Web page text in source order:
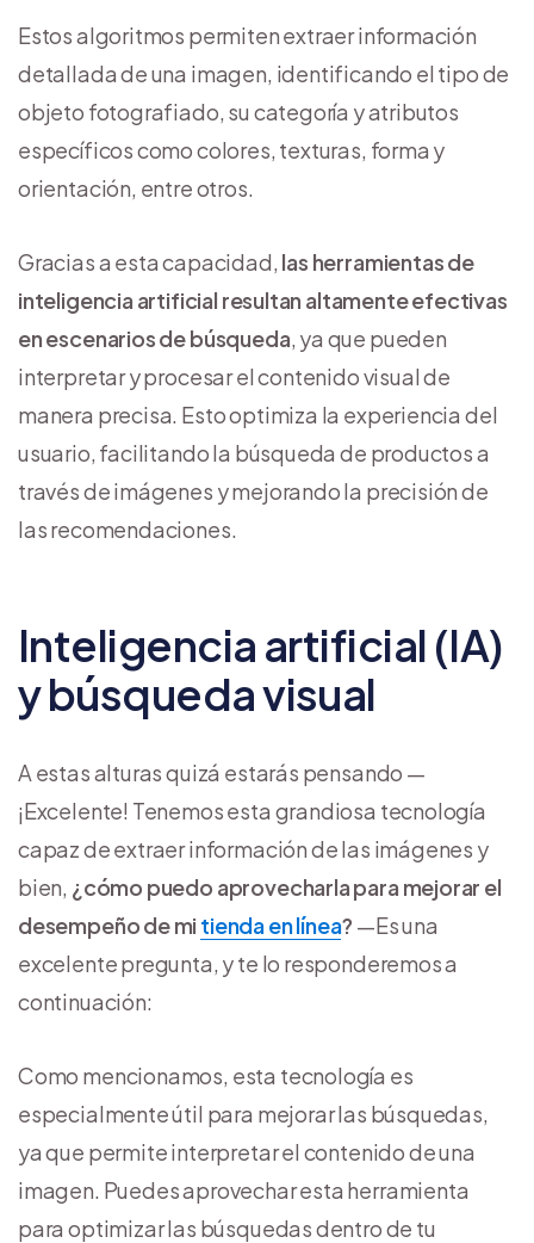
Estos algoritmos permiten extraer información
detallada de una imagen, identificando el tipo de
objeto fotografiado, su categoría y atributos
específicos como colores, texturas, forma y
orientación, entre otros.
Gracias a esta capacidad, las herramientas de
inteligencia artificial resultan altamente efectivas
en escenarios de búsqueda, ya que pueden
interpretar y procesar el contenido visual de
manera precisa. Esto optimiza la experiencia del
usuario, facilitando la búsqueda de productos a
través de imágenes y mejorando la precisión de
las recomendaciones.
Inteligencia artificial (IA)
y búsqueda visual
A estas alturas quizá estarás pensando —
¡Excelente! Tenemos esta grandiosa tecnología
capaz de extraer información de las imágenes y
bien, ¿cómo puedo aprovecharla para mejorar el
desempeño de mi tienda en línea? —Es una
excelente pregunta, y te lo responderemos a
continuación:
Como mencionamos, esta tecnología es
especialmente útil para mejorar las búsquedas,
ya que permite interpretar el contenido de una
imagen. Puedes aprovechar esta herramienta
para optimizar las búsquedas dentro de tu